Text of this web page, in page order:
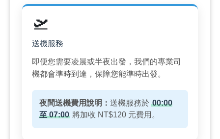
🛫
送機服務
即便您需要凌晨或半夜出發，我們的專業司
機都會準時到達，保障您能準時出發。
夜間送機費用說明： 送機服務於 00:00
至 07:00 將加收 NT$120 元費用。